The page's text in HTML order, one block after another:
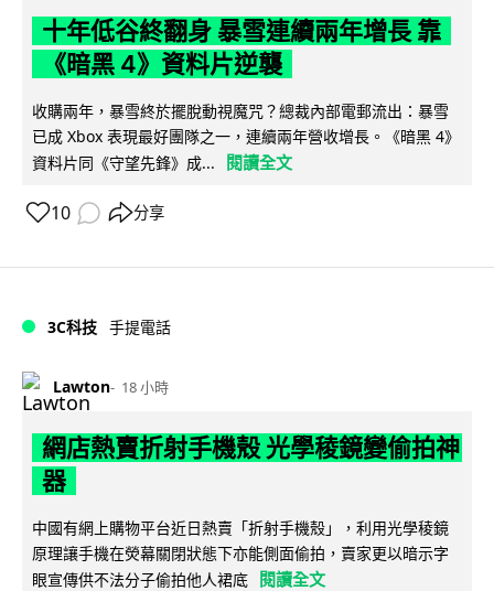
十年低谷終翻身 暴雪連續兩年增長 靠
《暗黑 4》資料片逆襲
收購兩年，暴雪終於擺脫動視魔咒？總裁內部電郵流出：暴雪
已成 Xbox 表現最好團隊之一，連續兩年營收增長。《暗黑 4》
資料片同《守望先鋒》成...
閱讀全文
10 分享
3C科技 手提電話
Lawton 18 小時
網店熱賣折射手機殼 光學稜鏡變偷拍神
器
中國有網上購物平台近日熱賣「折射手機殼」，利用光學稜鏡
原理讓手機在熒幕關閉狀態下亦能側面偷拍，賣家更以暗示字
眼宣傳供不法分子偷拍他人裙底 閱讀全文